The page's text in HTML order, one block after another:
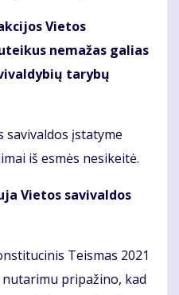
Vietos
nemažas galias
tarybų
savivaldos įstatyme
iš esmės nesikeitė.
Vietos savivaldos
Teismas 2021
pripažino, kad